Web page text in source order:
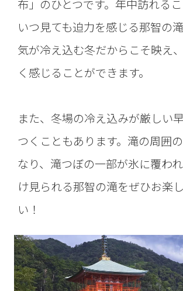
布」のひとつです。年中訪れるこ
いつ見ても迫力を感じる那智の
気が冷え込む冬だからこそ映え
く感じることができます。
また、冬場の冷え込みが厳しい
つくこともあります。滝の周囲
なり、滝つぼの一部が氷に覆わ
け見られる那智の滝をぜひお楽
い！